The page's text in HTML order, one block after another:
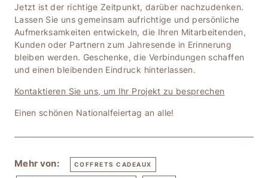
Jetzt ist der richtige Zeitpunkt, darüber nachzudenken.
Lassen Sie uns gemeinsam aufrichtige und persönliche
Aufmerksamkeiten entwickeln, die Ihren Mitarbeitenden,
Kunden oder Partnern zum Jahresende in Erinnerung
bleiben werden. Geschenke, die Verbindungen schaffen
und einen bleibenden Eindruck hinterlassen.
Kontaktieren Sie uns, um Ihr Projekt zu besprechen
Einen schönen Nationalfeiertag an alle!
Mehr von: COFFRETS CADEAUX